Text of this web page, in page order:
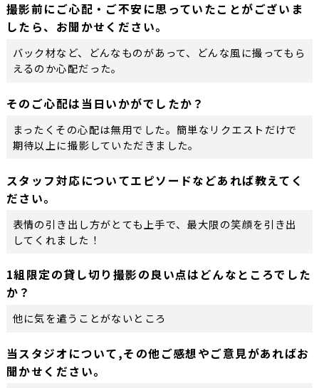
撮影前にご心配・ご不安に思っていたことがございま
したら、お聞かせください。
バック材など、どんなものがあって、どんな風に撮ってもら
えるのか心配だった。
そのご心配は当日いかがでしたか？
まったくその心配は無用でした。簡単なリクエストだけで
期待以上に撮影していただきました。
スタッフ対応についてエピソードなどあれば教えてく
ださい。
表情の引き出し方がとても上手で、最大限の笑顔を引き出
してくれました！
1組限定の貸し切り撮影の良い点はどんなところでした
か？
他に気を遣うことがないところ
当スタジオについて,その他ご感想やご意見があればお
聞かせください。